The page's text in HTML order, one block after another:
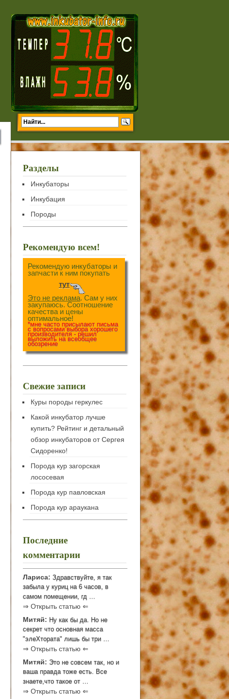
Разделы
Инкубаторы
Инкубация
Породы
Рекомендую всем!
Рекомендую инкубаторы и
запчасти к ним покупать
тут
Это не реклама. Сам у них
закупаюсь. Соотношение
качества и цены
оптимальное!
*мне часто присылают письма
с вопросами выбора хорошего
производителя - решил
выложить на всеобщее
обозрение
Свежие записи
Куры породы геркулес
Какой инкубатор лучше
купить? Рейтинг и детальный
обзор инкубаторов от Сергея
Сидоренко!
Порода кур загорская
лососевая
Порода кур павловская
Порода кур араукана
Последние
комментарии
Лариса: Здравствуйте, я так
забыла у куриц на 6 часов, в
самом помещении, гд …
⇒ Открыть статью ⇐
Митяй: Ну как бы да. Но не
секрет что основная масса
"элеХтората" лишь бы три …
⇒ Открыть статью ⇐
Митяй: Это не совсем так, но и
ваша правда тоже есть. Все
знаете,что такое от …
⇒ Открыть статью ⇐